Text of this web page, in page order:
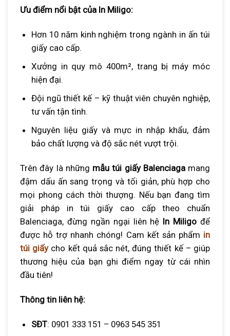
Ưu điểm nổi bật của In Miligo:
Hơn 10 năm kinh nghiệm trong ngành in ấn túi
giấy cao cấp.
Xưởng in quy mô 400m², trang bị máy móc
hiện đại.
Đội ngũ thiết kế – kỹ thuật viên chuyên nghiệp,
tư vấn tận tình.
Nguyên liệu giấy và mực in nhập khẩu, đảm
bảo chất lượng và độ sắc nét vượt trội.
Trên đây là những mẫu túi giấy Balenciagamang
đậm dấu ấn sang trọng và tối giản, phù hợp cho
mọi phong cách thời thượng. Nếu bạn đang tìm
giải pháp in túi giấy cao cấp theo chuẩn
Balenciaga, đừng ngần ngại liên hệ In Miligo để
được hỗ trợ nhanh chóng! Cam kết sản phẩm in
túi giấycho kết quả sắc nét, đúng thiết kế – giúp
thương hiệu của bạn ghi điểm ngay từ cái nhìn
đầu tiên!
Thông tin liên hệ:
SĐT: 0901 333 151 – 0963 545 351